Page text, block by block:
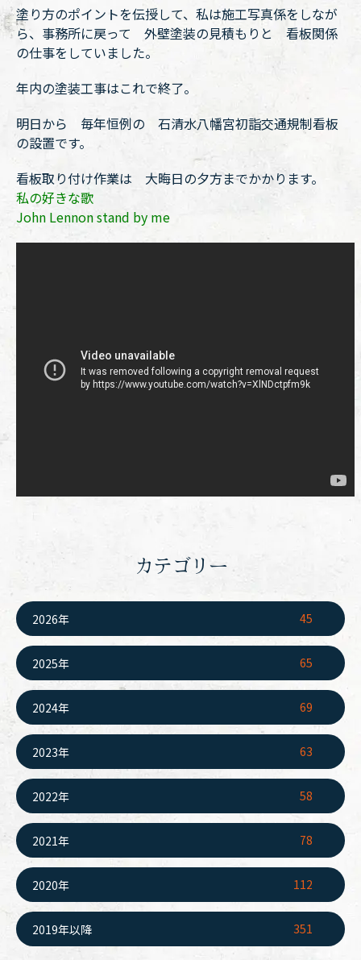
塗り方のポイントを伝授して、私は施工写真係をしなが
ら、事務所に戻って 外壁塗装の見積もりと 看板関係
の仕事をしていました。
年内の塗装工事はこれで終了。
明日から 毎年恒例の 石清水八幡宮初詣交通規制看板
の設置です。
看板取り付け作業は 大晦日の夕方までかかります。
私の好きな歌
John Lennonstand by me
カテゴリー
2026年 45
2025年 65
2024年 69
2023年 63
2022年 58
2021年 78
2020年 112
2019年以降 351